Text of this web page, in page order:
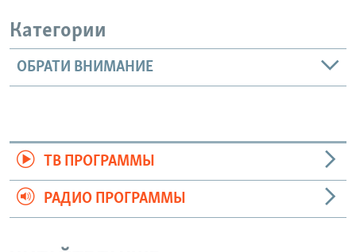
Категории
ОБРАТИ ВНИМАНИЕ
ТВ ПРОГРАММЫ
РАДИО ПРОГРАММЫ